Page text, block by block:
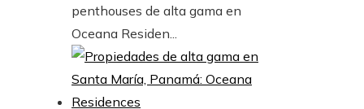
penthouses de alta gama en
Oceana Residen...